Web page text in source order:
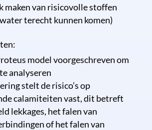
maken van risicovolle stoffen
terecht kunnen komen)
model voorgeschreven om
analyseren
stelt de risico’s op
calamiteiten vast, dit betreft
lekkages, het falen van
of het falen van